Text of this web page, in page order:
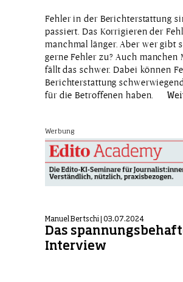
Fehler in der Berichterstattung
passiert. Das Korrigieren der
manchmal länger. Aber wer gibt
gerne Fehler zu? Auch manchen
fällt das schwer. Dabei können
Berichterstattung
für die Betroffenen haben.
Werbung
Manuel Bertschi | 03.07.2024
Das
Interview